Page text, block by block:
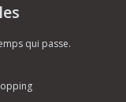
qui passe.